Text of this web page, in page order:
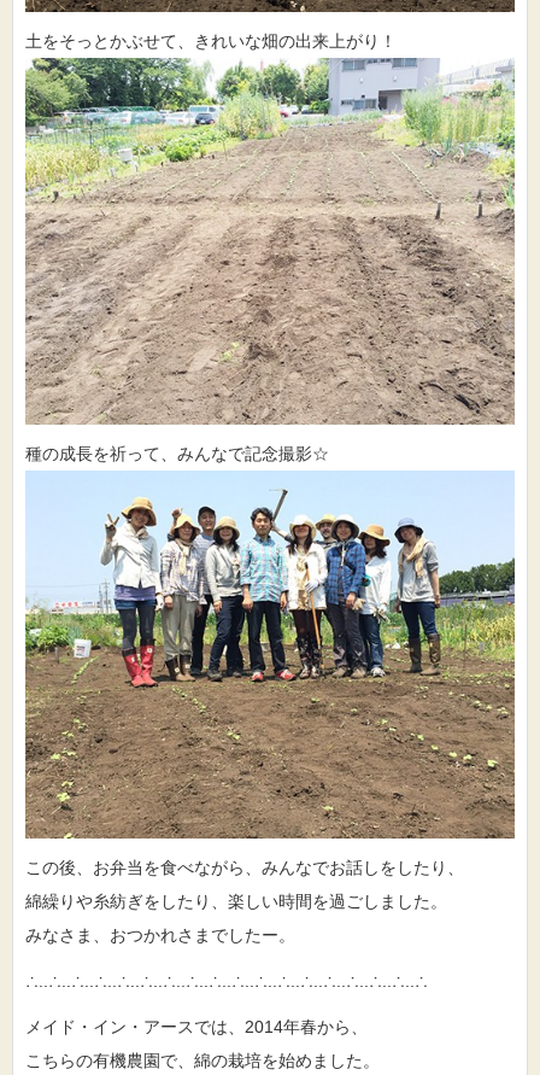
土をそっとかぶせて、きれいな畑の出来上がり！
種の成長を祈って、みんなで記念撮影☆
この後、お弁当を食べながら、みんなでお話しをしたり、
綿繰りや糸紡ぎをしたり、楽しい時間を過ごしました。
みなさま、おつかれさまでしたー。
∴..∴..∴..∴..∴..∴..∴..∴..∴..∴..∴..∴..∴..∴..∴..∴..∴..∴
メイド・イン・アースでは、2014年春から、
こちらの有機農園で、綿の栽培を始めました。